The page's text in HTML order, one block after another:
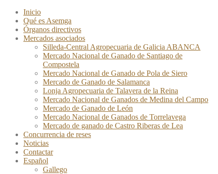
Saltar
contenido
Inicio
Qué es Asemga
Órganos directivos
Mercados asociados
Silleda-Central Agropecuaria de Galicia ABANCA
Mercado Nacional de Ganado de Santiago de
Compostela
Mercado Nacional de Ganado de Pola de Siero
Mercado de Ganado de Salamanca
Lonja Agropecuaria de Talavera de la Reina
Mercado Nacional de Ganados de Medina del Campo
Mercado de Ganado de León
Mercado Nacional de Ganados de Torrelavega
Mercado de ganado de Castro Riberas de Lea
Concurrencia de reses
Noticias
Contactar
Español
Gallego